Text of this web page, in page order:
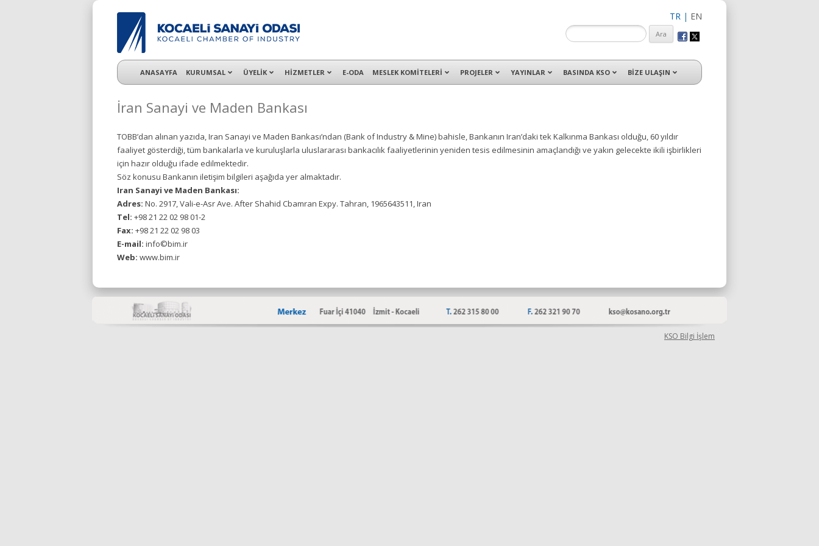
TR | EN
KSO 3500’ü aşkın sanayi kuruluşuna uzman çalışanları ile İzmit Merkez, Çayırova, Dilovası, Gebze ve İMES OSB’deki ofisleri ile hizmet vermektedir.
ANASAYFA KURUMSAL ÜYELİK HİZMETLER E-ODA MESLEK KOMİTELERİ PROJELER YAYINLAR BASINDA KSO BİZE ULAŞIN
İran Sanayi ve Maden Bankası
TOBB’dan alınan yazıda, Iran Sanayi ve Maden Bankası’ndan (Bank of Industry & Mine) bahisle, Bankanın Iran’daki tek Kalkınma Bankası olduğu, 60 yıldır
faaliyet gösterdiği, tüm bankalarla ve kuruluşlarla uluslararası bankacılık faaliyetlerinin yeniden tesis edilmesinin amaçlandığı ve yakın gelecekte ikili işbirlikleri
için hazır olduğu ifade edilmektedir.
Söz konusu Bankanın iletişim bilgileri aşağıda yer almaktadır.
Iran Sanayi ve Maden Bankası:
Adres: No. 2917, Vali-e-Asr Ave. After Shahid Cbamran Expy. Tahran, 1965643511, Iran
Tel: +98 21 22 02 98 01-2
Fax: +98 21 22 02 98 03
E-mail: info©bim.ir
Web: www.bim.ir
KSO Bilgi İşlem